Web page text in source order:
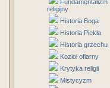
Fundamentalizm
religijny
Historia Boga
Historia Piekła
Historia grzechu
Kozioł ofiarny
Krytyka religii
Mistycyzm